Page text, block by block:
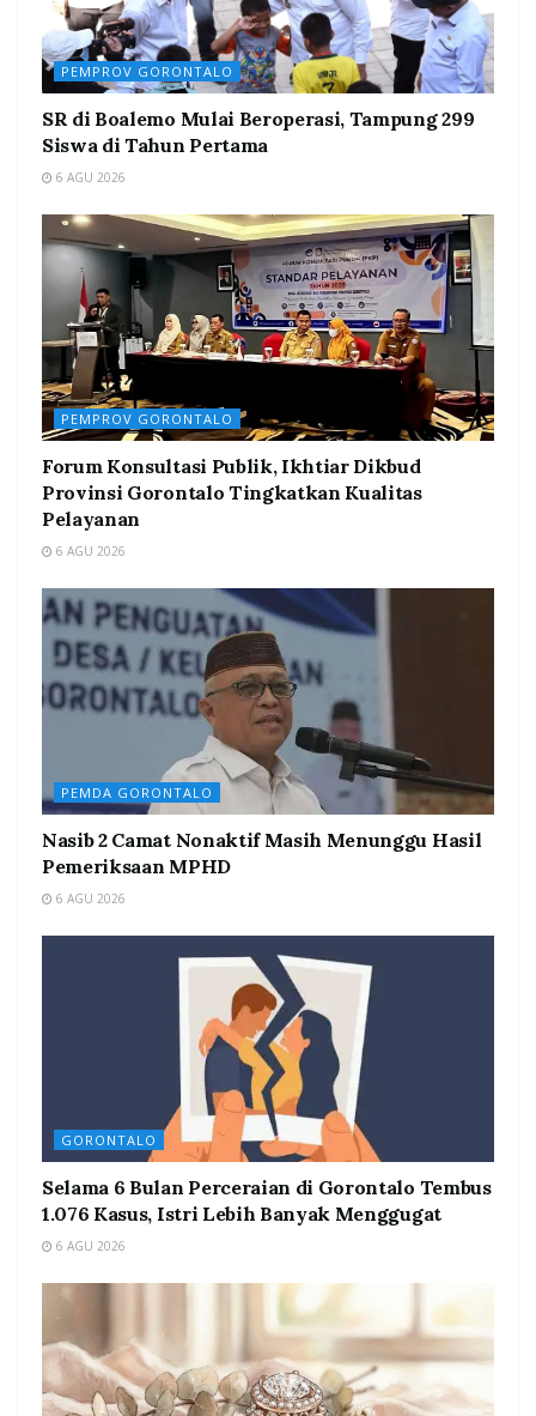
PEMPROV GORONTALO
SR di Boalemo Mulai Beroperasi, Tampung 299
Siswa di Tahun Pertama
6 AGU 2026
PEMPROV GORONTALO
Forum Konsultasi Publik, Ikhtiar Dikbud
Provinsi Gorontalo Tingkatkan Kualitas
Pelayanan
6 AGU 2026
PEMDA GORONTALO
Nasib 2 Camat Nonaktif Masih Menunggu Hasil
Pemeriksaan MPHD
6 AGU 2026
GORONTALO
Selama 6 Bulan Perceraian di Gorontalo Tembus
1.076 Kasus, Istri Lebih Banyak Menggugat
6 AGU 2026